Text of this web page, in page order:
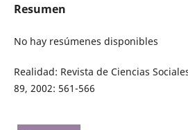
Resumen
No hay resúmenes disponibles
Realidad: Revista de Ciencias
89, 2002: 561-566